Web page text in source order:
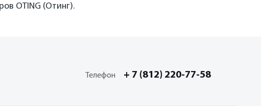
OTING (Отинг).
Телефон + 7 (812) 220-77-58